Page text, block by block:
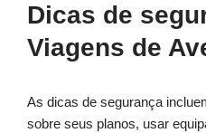
Dicas de
Viagens de
As dicas de segurança
sobre seus planos, usar